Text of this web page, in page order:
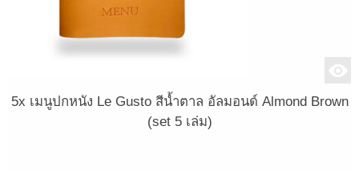
5x เมนูปกหนัง Le Gusto สีน้ำตาล อัลมอนด์ Almond Brown
(set 5 เล่ม)